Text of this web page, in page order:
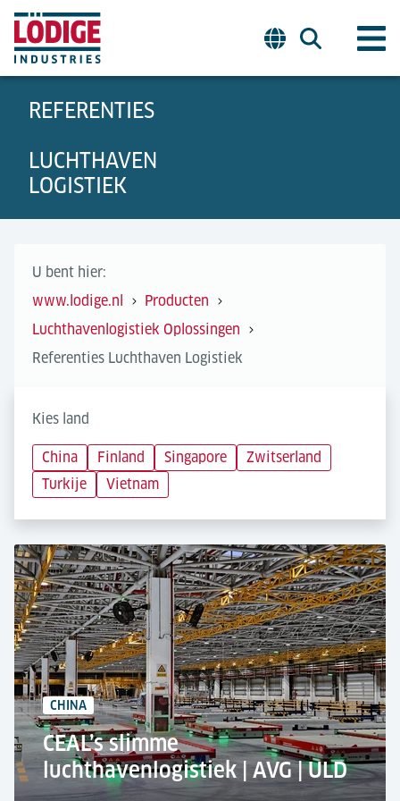
REFERENTIES
LUCHTHAVEN
LOGISTIEK
U bent hier:
www.lodige.nl
Producten
Luchthavenlogistiek Oplossingen
Referenties Luchthaven Logistiek
Kies land
China Finland Singapore
Zwitserland
Turkije
Vietnam
CHINA
CEAL’s slimme
luchthavenlogistiek | AVG | ULD